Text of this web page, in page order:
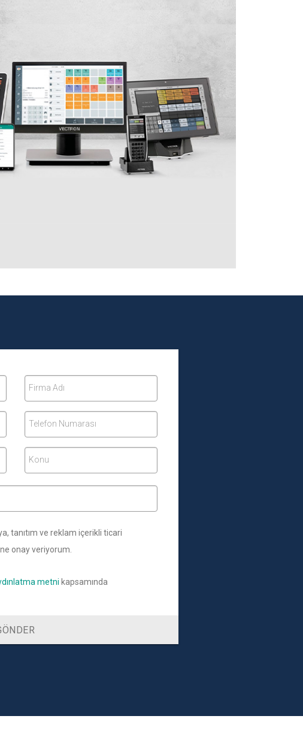
Firma Adı
Telefon Numarası
Konu
tanıtım ve reklam içerikli ticari
onay veriyorum.
metni kapsamında